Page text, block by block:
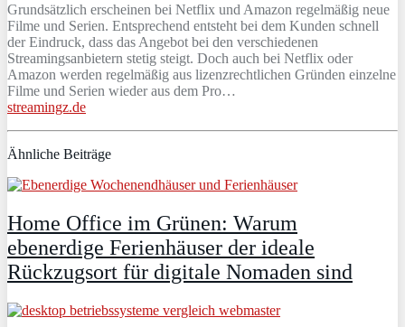
Grundsätzlich erscheinen bei Netflix und Amazon regelmäßig neue
Filme und Serien. Entsprechend entsteht bei dem Kunden schnell
der Eindruck, dass das Angebot bei den verschiedenen
Streamingsanbietern stetig steigt. Doch auch bei Netflix oder
Amazon werden regelmäßig aus lizenzrechtlichen Gründen einzelne
Filme und Serien wieder aus dem Pro…
streamingz.de
Ähnliche Beiträge
Home Office im Grünen: Warum
ebenerdige Ferienhäuser der ideale
Rückzugsort für digitale Nomaden sind